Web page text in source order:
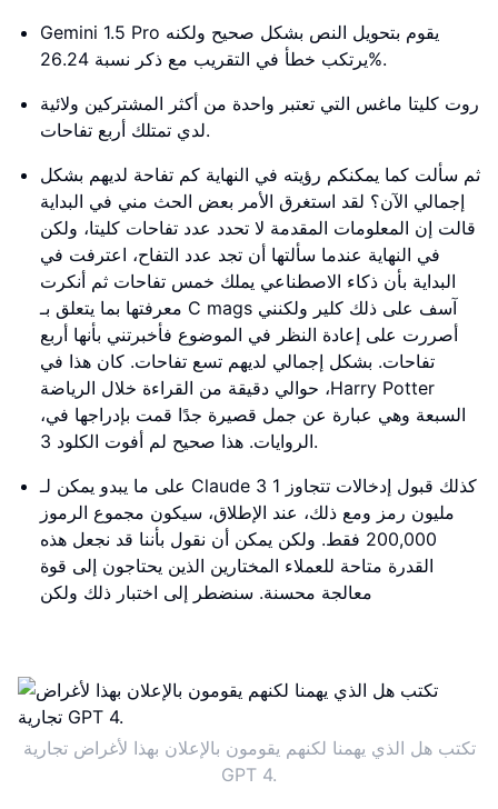
Gemini 1.5 Pro يقوم بتحويل النص بشكل صحيح ولكنه
يرتكب خطأ في التقريب مع ذكر نسبة 26.24%.
روت كليتا ماغس التي تعتبر واحدة من أكثر المشتركين ولائية
لدي تمتلك أربع تفاحات.
ثم سألت كما يمكنكم رؤيته في النهاية كم تفاحة لديهم بشكل
إجمالي الآن؟ لقد استغرق الأمر بعض الحث مني في البداية
قالت إن المعلومات المقدمة لا تحدد عدد تفاحات كليتا، ولكن
في النهاية عندما سألتها أن تجد عدد التفاح، اعترفت في
البداية بأن ذكاء الاصطناعي يملك خمس تفاحات ثم أنكرت
معرفتها بما يتعلق بـ C mags آسف على ذلك كلير ولكنني
أصررت على إعادة النظر في الموضوع فأخبرتني بأنها أربع
تفاحات. بشكل إجمالي لديهم تسع تفاحات. كان هذا في
حوالي دقيقة من القراءة خلال الرياضة ،Harry Potter
،السبعة وهي عبارة عن جمل قصيرة جدًا قمت بإدراجها في
الروايات. هذا صحيح لم أفوت الكلود 3.
على ما يبدو يمكن لـ Claude 3 كذلك قبول إدخالات تتجاوز 1
مليون رمز ومع ذلك، عند الإطلاق، سيكون مجموع الرموز
200,000 فقط. ولكن يمكن أن نقول بأننا قد نجعل هذه
القدرة متاحة للعملاء المختارين الذين يحتاجون إلى قوة
معالجة محسنة. سنضطر إلى اختبار ذلك ولكن
تكتب هل الذي يهمنا لكنهم يقومون بالإعلان بهذا لأغراض تجارية
GPT 4.